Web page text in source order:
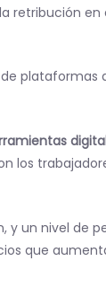
retribución
plataformas
los
y un nivel de
que